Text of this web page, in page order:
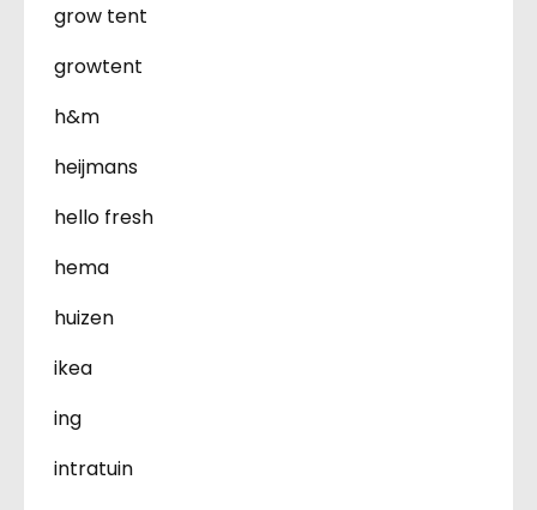
grow tent
growtent
h&m
heijmans
hello fresh
hema
huizen
ikea
ing
intratuin